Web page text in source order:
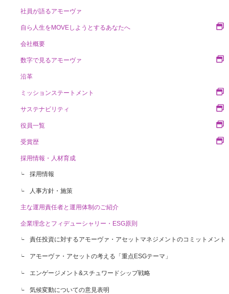
社員が語るアモーヴァ
自ら人生をMOVEしようとするあなたへ
会社概要
数字で見るアモーヴァ
沿革
ミッションステートメント
サステナビリティ
役員一覧
受賞歴
採用情報・人材育成
採用情報
人事方針・施策
主な運用責任者と運用体制のご紹介
企業理念とフィデューシャリー・ESG原則
責任投資に対するアモーヴァ・アセットマネジメントのコミットメント
アモーヴァ・アセットの考える「重点ESGテーマ」
エンゲージメント&スチュワードシップ戦略
気候変動についての意見表明